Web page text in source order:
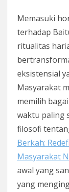
Memasuki
terhadap
ritualitas
eksistensial
Masyarakat
memilih
waktu paling
filosofi
Berkah:
Masyarakat
awal yang
yang